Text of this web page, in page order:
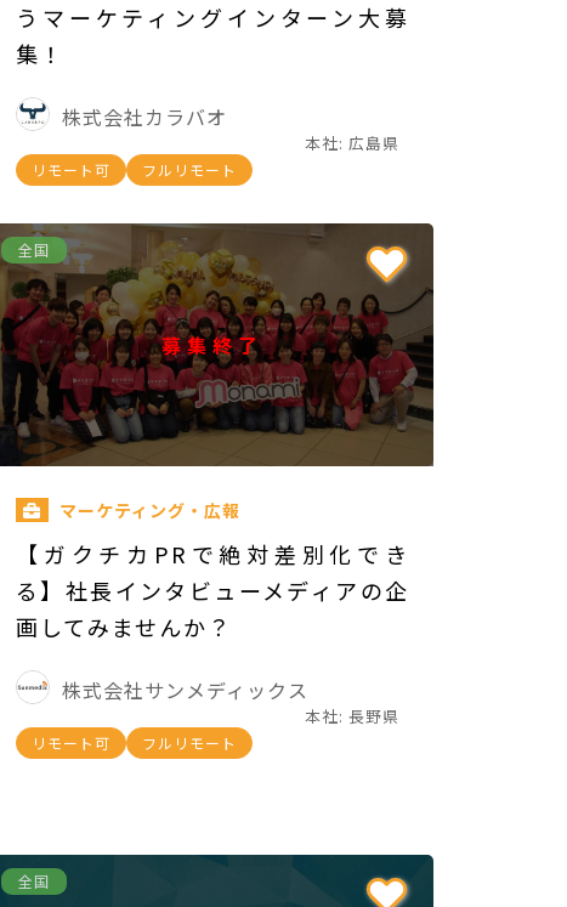
うマーケティングインターン大募
集！
株式会社カラバオ
本社: 広島県
リモート可 フルリモート
全国
募集終了
マーケティング・広報
【ガクチカPRで絶対差別化でき
る】社長インタビューメディアの企
画してみませんか？
株式会社サンメディックス
本社: 長野県
リモート可 フルリモート
全国